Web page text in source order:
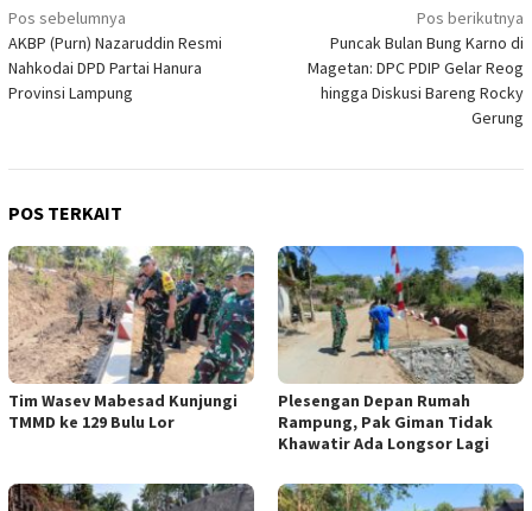
Navigasi
pos
Pos sebelumnya
AKBP (Purn) Nazaruddin Resmi
Nahkodai DPD Partai Hanura
Provinsi Lampung
Pos berikutnya
Puncak Bulan Bung Karno di
Magetan: DPC PDIP Gelar Reog
hingga Diskusi Bareng Rocky
Gerung
POS TERKAIT
Tim Wasev Mabesad Kunjungi
TMMD ke 129 Bulu Lor
Plesengan Depan Rumah
Rampung, Pak Giman Tidak
Khawatir Ada Longsor Lagi